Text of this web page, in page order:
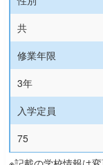
共
修業年限
3年
入学定員
75